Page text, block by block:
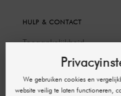
HULP & CONTACT
Toegankelijkheid
Bestelling beheren
Annulering en retour
We gebruiken cookies en
website veilig te laten functioneren,